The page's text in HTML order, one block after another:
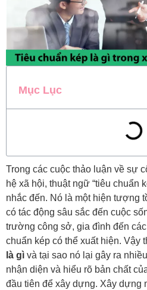
Mục Lục
Trong các cuộc thảo luận về sự
hệ xã hội, thuật ngữ “tiêu chuẩn
nhắc đến. Nó là một hiện tượng
có tác động sâu sắc đến cuộc
trường công sở, gia đình đến
chuẩn kép có thể xuất hiện. Vậy
là gì và tại sao nó lại gây ra
nhận diện và hiểu rõ bản chất
đầu tiên để xây dựng. Xây dựng